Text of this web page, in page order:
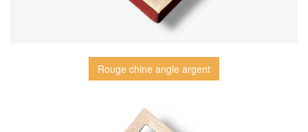
Rouge chine angle argent